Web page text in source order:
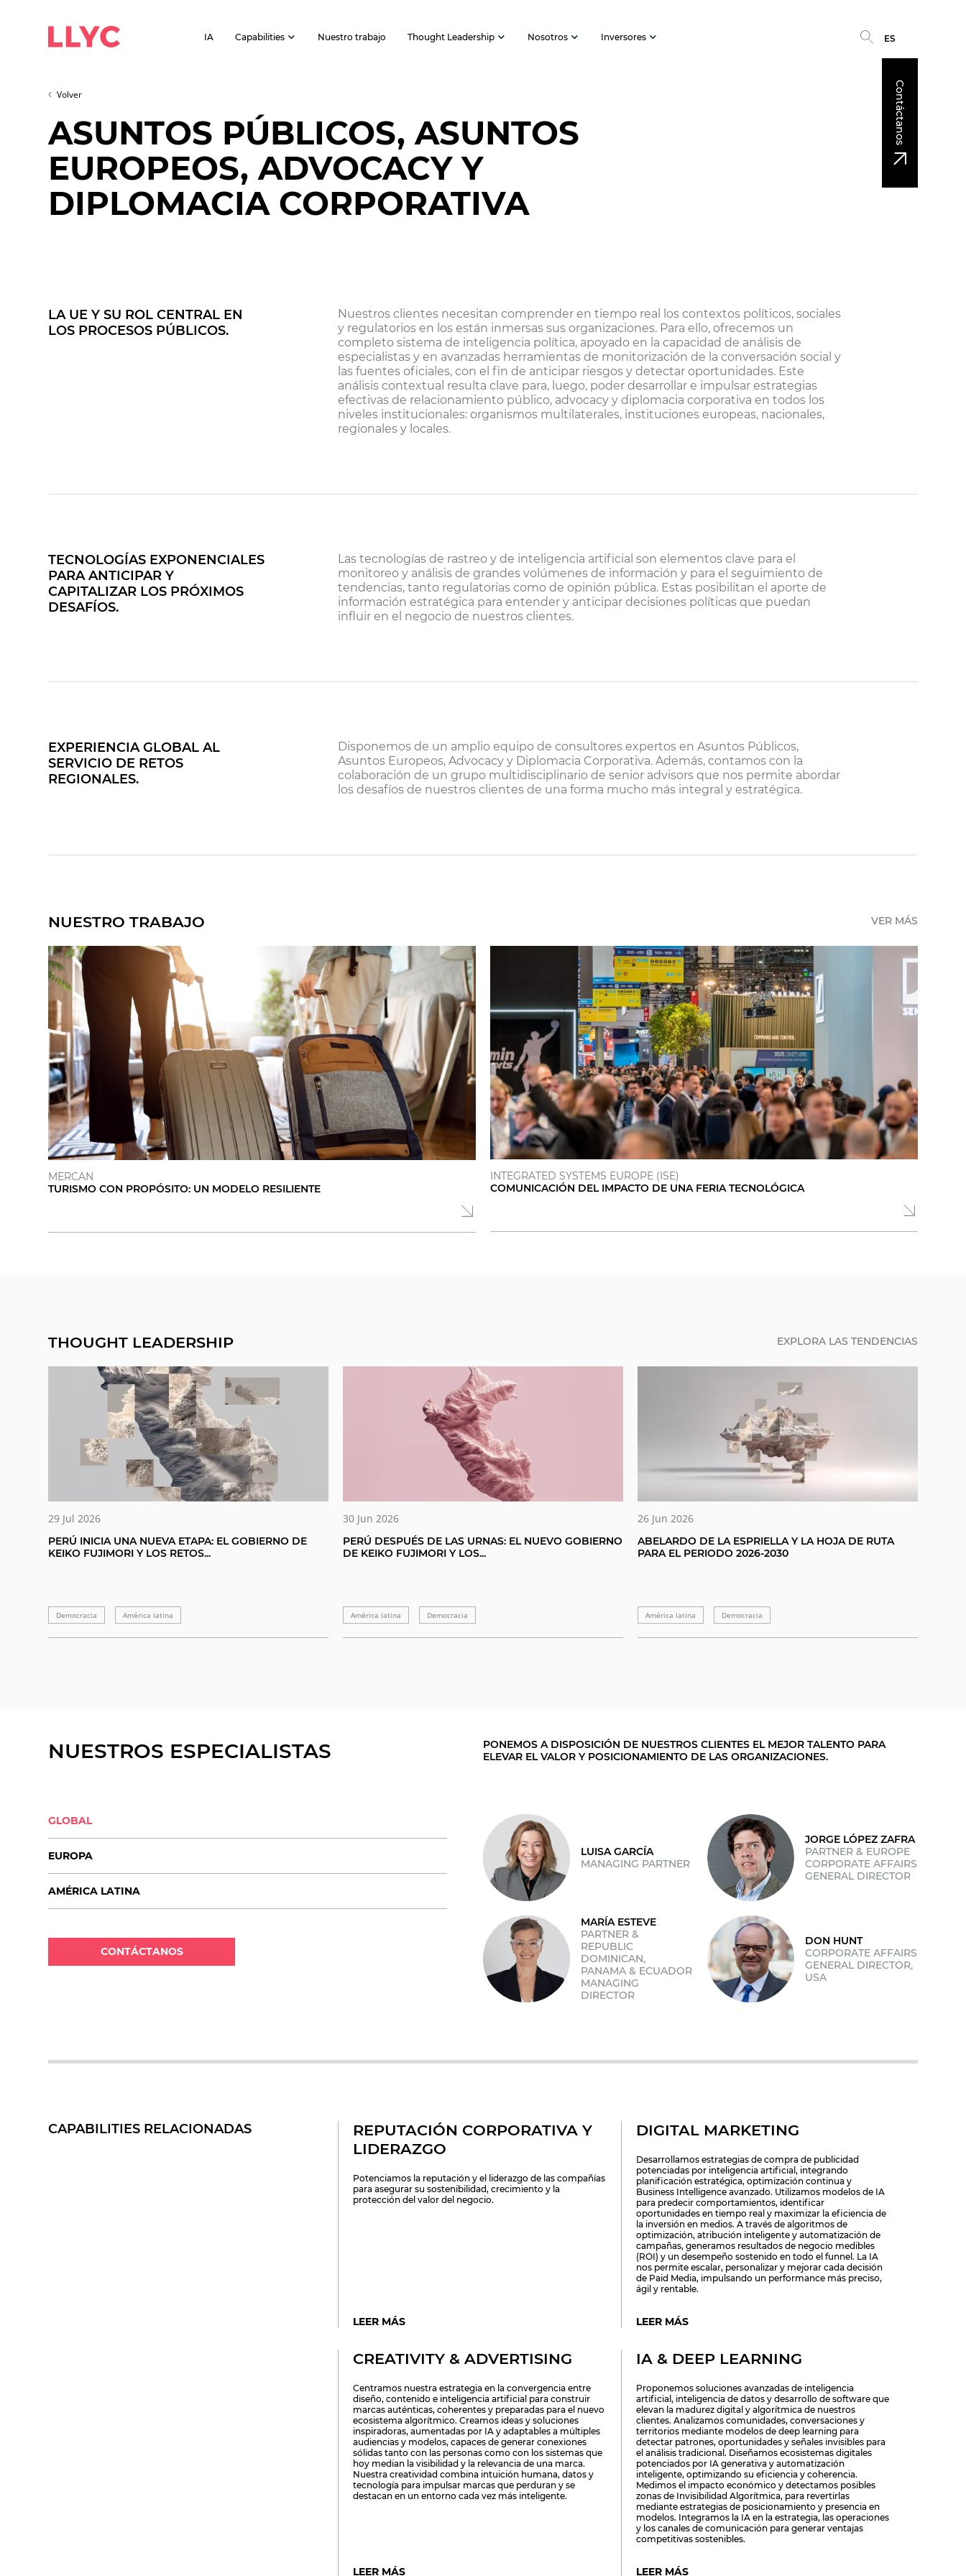
IA Capabilities Nuestro trabajo Thought Leadership Nosotros Inversores ES
Contáctanos
Volver
ASUNTOS PÚBLICOS, ASUNTOS
EUROPEOS, ADVOCACY Y
DIPLOMACIA CORPORATIVA
LA UE Y SU ROL CENTRAL EN
LOS PROCESOS PÚBLICOS.
Nuestros clientes necesitan comprender en tiempo real los contextos políticos, sociales
y regulatorios en los están inmersas sus organizaciones. Para ello, ofrecemos un
completo sistema de inteligencia política, apoyado en la capacidad de análisis de
especialistas y en avanzadas herramientas de monitorización de la conversación social y
las fuentes oficiales, con el fin de anticipar riesgos y detectar oportunidades. Este
análisis contextual resulta clave para, luego, poder desarrollar e impulsar estrategias
efectivas de relacionamiento público, advocacy y diplomacia corporativa en todos los
niveles institucionales: organismos multilaterales, instituciones europeas, nacionales,
regionales y locales.
TECNOLOGÍAS EXPONENCIALES
PARA ANTICIPAR Y
CAPITALIZAR LOS PRÓXIMOS
DESAFÍOS.
Las tecnologías de rastreo y de inteligencia artificial son elementos clave para el
monitoreo y análisis de grandes volúmenes de información y para el seguimiento de
tendencias, tanto regulatorias como de opinión pública. Estas posibilitan el aporte de
información estratégica para entender y anticipar decisiones políticas que puedan
influir en el negocio de nuestros clientes.
EXPERIENCIA GLOBAL AL
SERVICIO DE RETOS
REGIONALES.
Disponemos de un amplio equipo de consultores expertos en Asuntos Públicos,
Asuntos Europeos, Advocacy y Diplomacia Corporativa. Además, contamos con la
colaboración de un grupo multidisciplinario de senior advisors que nos permite abordar
los desafíos de nuestros clientes de una forma mucho más integral y estratégica.
NUESTRO TRABAJO VER MÁS
MERCAN
TURISMO CON PROPÓSITO: UN MODELO RESILIENTE
INTEGRATED SYSTEMS EUROPE (ISE)
COMUNICACIÓN DEL IMPACTO DE UNA FERIA TECNOLÓGICA
THOUGHT LEADERSHIP EXPLORA LAS TENDENCIAS
29 Jul 2026
PERÚ INICIA UNA NUEVA ETAPA: EL GOBIERNO DE
KEIKO FUJIMORI Y LOS RETOS...
Democracia América latina
30 Jun 2026
PERÚ DESPUÉS DE LAS URNAS: EL NUEVO GOBIERNO
DE KEIKO FUJIMORI Y LOS...
América latina Democracia
26 Jun 2026
ABELARDO DE LA ESPRIELLA Y LA HOJA DE RUTA
PARA EL PERIODO 2026-2030
América latina Democracia
NUESTROS ESPECIALISTAS
PONEMOS A DISPOSICIÓN DE NUESTROS CLIENTES EL MEJOR TALENTO PARA
ELEVAR EL VALOR Y POSICIONAMIENTO DE LAS ORGANIZACIONES.
GLOBAL
EUROPA
AMÉRICA LATINA
CONTÁCTANOS
LUISA GARCÍA
MANAGING PARTNER
JORGE LÓPEZ ZAFRA
PARTNER & EUROPE
CORPORATE AFFAIRS
GENERAL DIRECTOR
MARÍA ESTEVE
PARTNER &
REPUBLIC
DOMINICAN,
PANAMA & ECUADOR
MANAGING
DIRECTOR
DON HUNT
CORPORATE AFFAIRS
GENERAL DIRECTOR,
USA
CAPABILITIES RELACIONADAS
REPUTACIÓN CORPORATIVA Y
LIDERAZGO
Potenciamos la reputación y el liderazgo de las compañías
para asegurar su sostenibilidad, crecimiento y la
protección del valor del negocio.
LEER MÁS
DIGITAL MARKETING
Desarrollamos estrategias de compra de publicidad
potenciadas por inteligencia artificial, integrando
planificación estratégica, optimización continua y
Business Intelligence avanzado. Utilizamos modelos de IA
para predecir comportamientos, identificar
oportunidades en tiempo real y maximizar la eficiencia de
la inversión en medios. A través de algoritmos de
optimización, atribución inteligente y automatización de
campañas, generamos resultados de negocio medibles
(ROI) y un desempeño sostenido en todo el funnel. La IA
nos permite escalar, personalizar y mejorar cada decisión
de Paid Media, impulsando un performance más preciso,
ágil y rentable.
LEER MÁS
CREATIVITY & ADVERTISING
Centramos nuestra estrategia en la convergencia entre
diseño, contenido e inteligencia artificial para construir
marcas auténticas, coherentes y preparadas para el nuevo
ecosistema algorítmico. Creamos ideas y soluciones
inspiradoras, aumentadas por IA y adaptables a múltiples
audiencias y modelos, capaces de generar conexiones
sólidas tanto con las personas como con los sistemas que
hoy median la visibilidad y la relevancia de una marca.
Nuestra creatividad combina intuición humana, datos y
tecnología para impulsar marcas que perduran y se
destacan en un entorno cada vez más inteligente.
LEER MÁS
IA & DEEP LEARNING
Proponemos soluciones avanzadas de inteligencia
artificial, inteligencia de datos y desarrollo de software que
elevan la madurez digital y algorítmica de nuestros
clientes. Analizamos comunidades, conversaciones y
territorios mediante modelos de deep learning para
detectar patrones, oportunidades y señales invisibles para
el análisis tradicional. Diseñamos ecosistemas digitales
potenciados por IA generativa y automatización
inteligente, optimizando su eficiencia y coherencia.
Medimos el impacto económico y detectamos posibles
zonas de Invisibilidad Algorítmica, para revertirlas
mediante estrategias de posicionamiento y presencia en
modelos. Integramos la IA en la estrategia, las operaciones
y los canales de comunicación para generar ventajas
competitivas sostenibles.
LEER MÁS